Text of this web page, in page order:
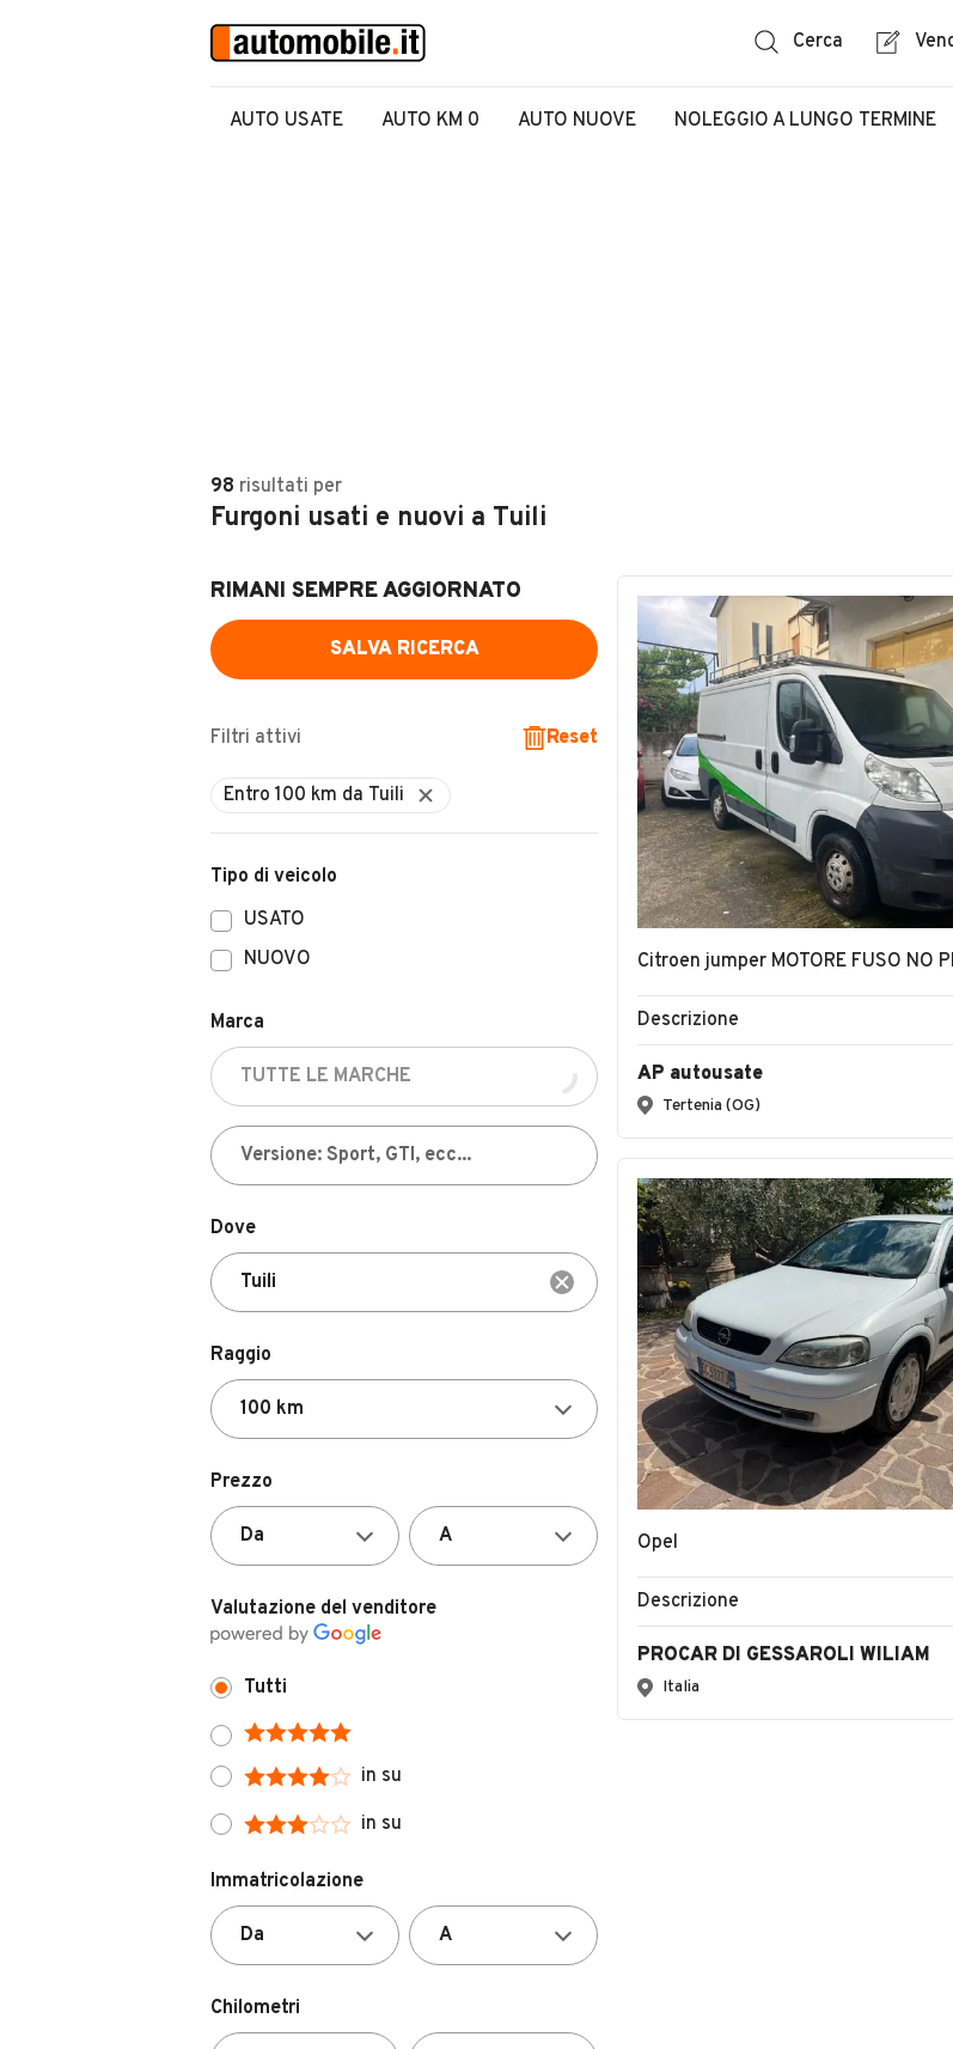
Cerca
AUTO USATE AUTO KM 0 AUTO NUOVE NOLEGGIO A LUNGO TERMINE
98 risultati per
Furgoni usati e nuovi a Tuili
RIMANI SEMPRE AGGIORNATO
SALVA RICERCA
Filtri attivi Reset
Entro 100 km da Tuili
Tipo di veicolo
USATO
NUOVO
Marca
Dove
Raggio
Prezzo
Valutazione del venditore
Tutti
in su
in su
Immatricolazione
Chilometri
Citroen jumper MOTORE FUSO NO
Descrizione
AP autousate
Tertenia (OG)
Opel
Descrizione
PROCAR DI GESSAROLI WILIAM
Italia